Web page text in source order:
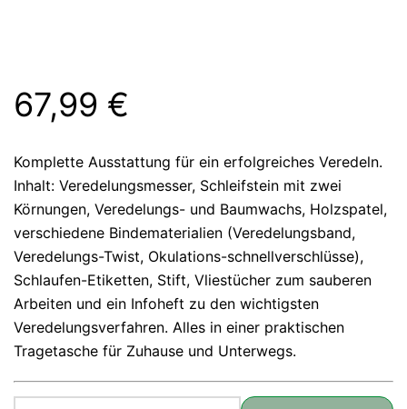
67,99 €
Komplette Ausstattung für ein erfolgreiches Veredeln.
Inhalt: Veredelungsmesser, Schleifstein mit zwei
Körnungen, Veredelungs- und Baumwachs, Holzspatel,
verschiedene Bindematerialien (Veredelungsband,
Veredelungs-Twist, Okulations-schnellverschlüsse),
Schlaufen-Etiketten, Stift, Vliestücher zum sauberen
Arbeiten und ein Infoheft zu den wichtigsten
Veredelungsverfahren. Alles in einer praktischen
Tragetasche für Zuhause und Unterwegs.